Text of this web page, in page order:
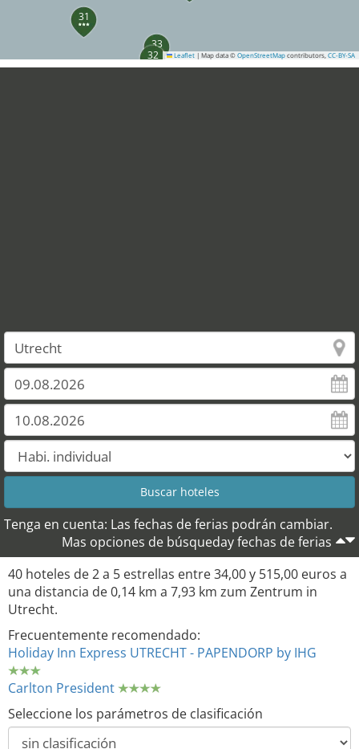
31
32
33
Leaflet | Map data © OpenStreetMap contributors, CC-BY-SA
Tenga en cuenta: Las fechas de ferias podrán cambiar.
Mas opciones de búsqueday fechas de ferias
40 hoteles de 2 a 5 estrellas entre 34,00 y 515,00 euros a
una distancia de 0,14 km a 7,93 km zum Zentrum in
Utrecht.
Frecuentemente recomendado:
Holiday Inn Express UTRECHT - PAPENDORP by IHG
Carlton President
Seleccione los parámetros de clasificación